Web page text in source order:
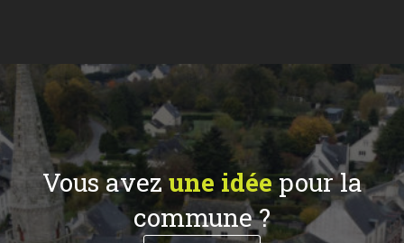
Vous avezune idéepour la
commune ?